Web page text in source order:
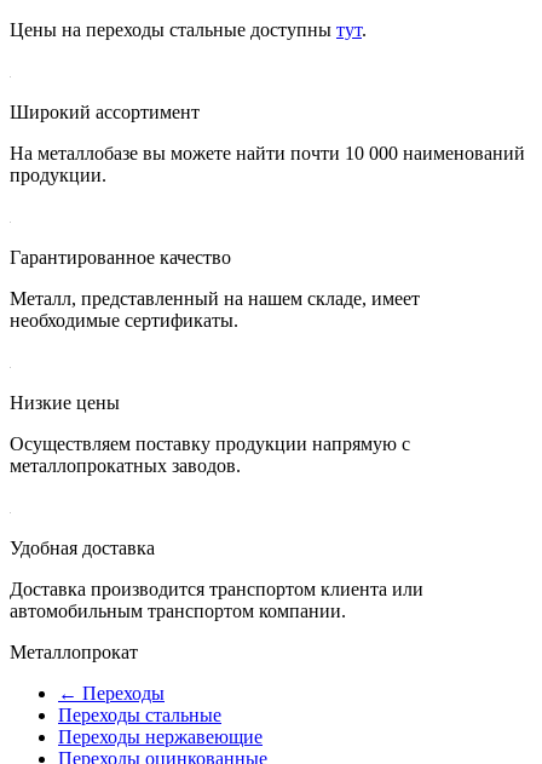
Цены на переходы стальные доступны тут.
Широкий ассортимент
На металлобазе вы можете найти почти 10 000 наименований
продукции.
Гарантированное качество
Металл, представленный на нашем складе, имеет
необходимые сертификаты.
Низкие цены
Осуществляем поставку продукции напрямую с
металлопрокатных заводов.
Удобная доставка
Доставка производится транспортом клиента или
автомобильным транспортом компании.
Металлопрокат
← Переходы
Переходы стальные
Переходы нержавеющие
Переходы оцинкованные